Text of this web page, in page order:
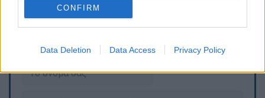
CONFIRM
Data Deletion Data Access Privacy Policy
Τα σχολιά σας δημοσιεύονται άμεσα με δική σας ευθύνη. Το
διαγράφονται